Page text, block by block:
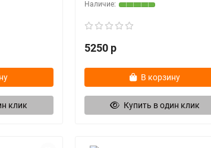
клик
5250 р
В корзину
Купить в один клик